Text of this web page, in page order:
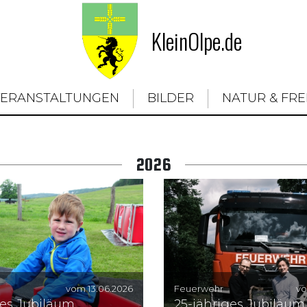
KleinOlpe.de
BILDER NATUR &
2026
vom 13.06.2026 Feuerwehr